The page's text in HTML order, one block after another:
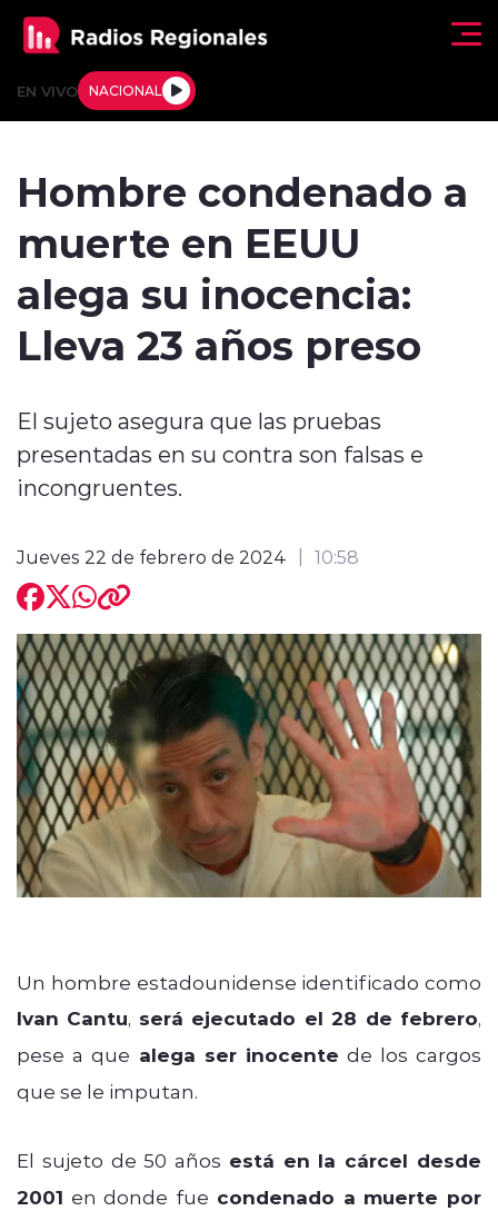
EN VIVO NACIONAL
Deportes
Regiones al Aire
Entrevistas
modo claro
Hombre condenado a
muerte en EEUU
alega su inocencia:
Lleva 23 años preso
El sujeto asegura que las pruebas
presentadas en su contra son falsas e
incongruentes.
Jueves 22 de febrero de 2024 10:58
Un hombre estadounidense identificado como
Ivan Cantu, será ejecutado el 28 de febrero,
pese a que alega ser inocente de los cargos
que se le imputan.
El sujeto de 50 años está en la cárcel desde
2001 en donde fue condenado a muerte por